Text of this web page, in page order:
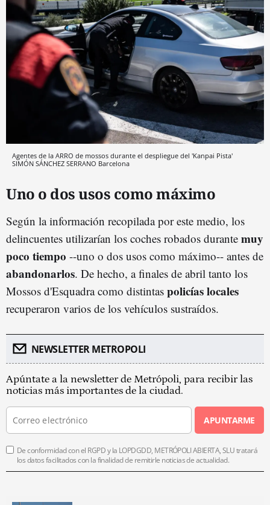
Agentes de la ARRO de mossos durante el despliegue del 'Kanpai Pista'
SIMÓN SÁNCHEZ SERRANO Barcelona
Uno o dos usos como máximo
Según la información recopilada por este medio, los
delincuentes utilizarían los coches robados durante muy
poco tiempo --uno o dos usos como máximo-- antes de
abandonarlos. De hecho, a finales de abril tanto los
Mossos d'Esquadra como distintas policías locales
recuperaron varios de los vehículos sustraídos.
NEWSLETTER METROPOLI
Apúntate a la newsletter de Metrópoli, para recibir las
noticias más importantes de la ciudad.
APUNTARME
De conformidad con el RGPD y la LOPDGDD, METRÓPOLI ABIERTA, SLU tratará
los datos facilitados con la finalidad de remitirle noticias de actualidad.